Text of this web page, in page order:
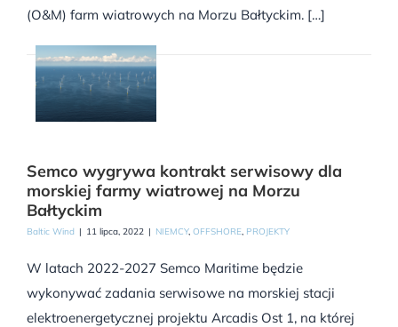
(O&M) farm wiatrowych na Morzu Bałtyckim. […]
Semco wygrywa kontrakt serwisowy dla
morskiej farmy wiatrowej na Morzu
Bałtyckim
Baltic Wind | 11 lipca, 2022 | NIEMCY, OFFSHORE, PROJEKTY
W latach 2022-2027 Semco Maritime będzie
wykonywać zadania serwisowe na morskiej stacji
elektroenergetycznej projektu Arcadis Ost 1, na której